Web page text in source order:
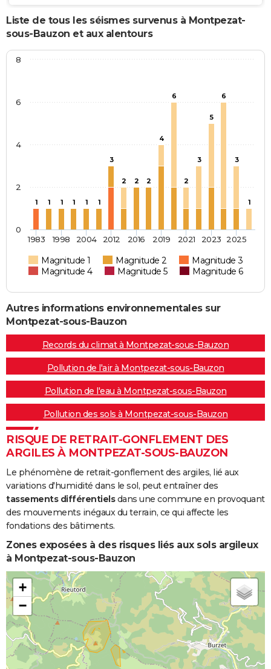
Liste de tous les séismes survenus à Montpezat-
sous-Bauzon et aux alentours
1 1 1 1 1 1
3
2 2 2
4
6
2
3
5
6
3
1
Magnitude 1 Magnitude 2
Magnitude 3
Magnitude 4
Magnitude 5 Magnitude 6
1983 1998 2004 2012 2016 2019 2021 2023 2025
0
2
4
6
8
Autres informations environnementales sur
Montpezat-sous-Bauzon
Records du climat à Montpezat-sous-Bauzon
Pollution de l'air à Montpezat-sous-Bauzon
Pollution de l'eau à Montpezat-sous-Bauzon
Pollution des sols à Montpezat-sous-Bauzon
RISQUE DE RETRAIT-GONFLEMENT DES
ARGILES À MONTPEZAT-SOUS-BAUZON
Le phénomène de retrait-gonflement des argiles, lié aux
variations d'humidité dans le sol, peut entraîner des
tassements différentielsdans une commune en provoquant
des mouvements inégaux du terrain, ce qui affecte les
fondations des bâtiments.
Zones exposées à des risques liés aux sols argileux
à Montpezat-sous-Bauzon
+
−